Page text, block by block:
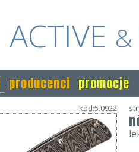
ACTIVE &
producenci promocje
kod:5.0922